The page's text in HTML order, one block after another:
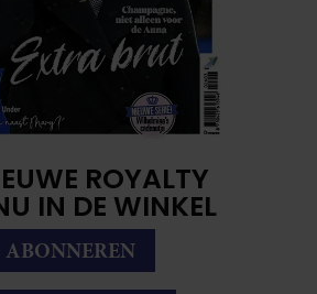
ROYALTY
IN DE WINKEL
ABONNEREN